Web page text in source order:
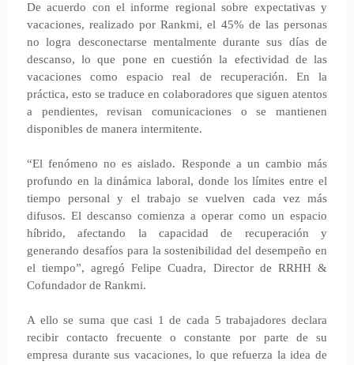
De acuerdo con el informe regional sobre expectativas y
vacaciones, realizado por Rankmi, el 45% de las personas
no logra desconectarse mentalmente durante sus días de
descanso, lo que pone en cuestión la efectividad de las
vacaciones como espacio real de recuperación. En la
práctica, esto se traduce en colaboradores que siguen atentos
a pendientes, revisan comunicaciones o se mantienen
disponibles de manera intermitente.
“El fenómeno no es aislado. Responde a un cambio más
profundo en la dinámica laboral, donde los límites entre el
tiempo personal y el trabajo se vuelven cada vez más
difusos. El descanso comienza a operar como un espacio
híbrido, afectando la capacidad de recuperación y
generando desafíos para la sostenibilidad del desempeño en
el tiempo”, agregó Felipe Cuadra, Director de RRHH &
Cofundador de Rankmi.
A ello se suma que casi 1 de cada 5 trabajadores declara
recibir contacto frecuente o constante por parte de su
empresa durante sus vacaciones, lo que refuerza la idea de